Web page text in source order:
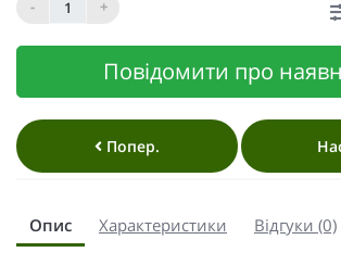
-
+
Повідомити про
Попер.
Опис Характеристики Відгуки (0)